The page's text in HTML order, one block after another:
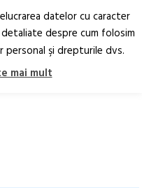
RO EN
datelor cu caracter
despre cum folosim
personal şi drepturile dvs.
mai mult